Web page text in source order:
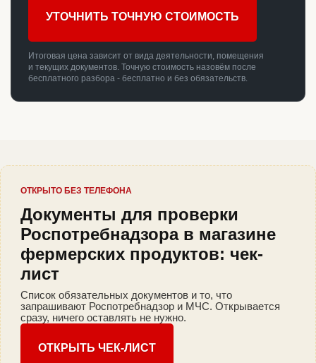
УТОЧНИТЬ ТОЧНУЮ СТОИМОСТЬ
Итоговая цена зависит от вида деятельности, помещения
и текущих документов. Точную стоимость назовём после
бесплатного разбора - бесплатно и без обязательств.
ОТКРЫТО БЕЗ ТЕЛЕФОНА
Документы для проверки
Роспотребнадзора в магазине
фермерских продуктов: чек-
лист
Список обязательных документов и то, что
запрашивают Роспотребнадзор и МЧС. Открывается
сразу, ничего оставлять не нужно.
ОТКРЫТЬ ЧЕК-ЛИСТ